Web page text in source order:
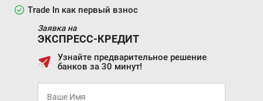
Trade In как первый взнос
Заявка на
ЭКСПРЕСС-КРЕДИТ
Узнайте предварительное решение
банков за 30 минут!